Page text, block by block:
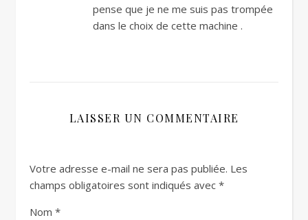
pense que je ne me suis pas trompée
dans le choix de cette machine .
LAISSER UN COMMENTAIRE
Votre adresse e-mail ne sera pas publiée. Les
champs obligatoires sont indiqués avec *
Nom *